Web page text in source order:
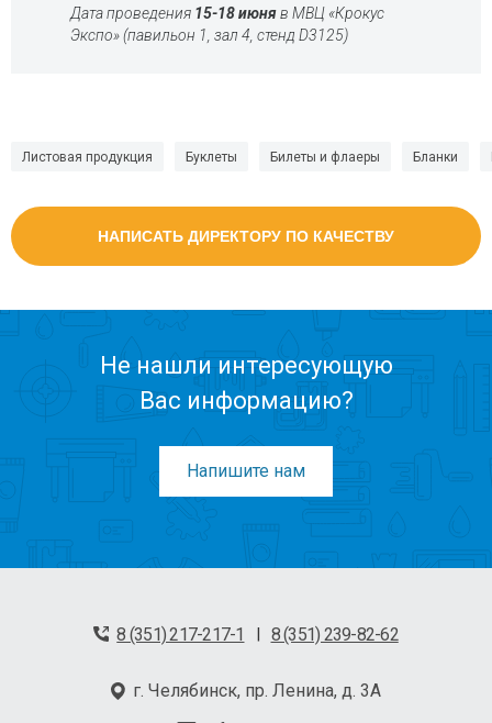
Листовая продукция Буклеты Билеты и флаеры Бланки
НАПИСАТЬ ДИРЕКТОРУ ПО КАЧЕСТВУ
Дата проведения 15-18 июняв МВЦ «Крокус
Экспо» (павильон 1, зал 4, стенд D3125)
Не нашли интересующую
Вас информацию?
Напишите нам
8 (351) 217-217-1 | 8 (351) 239-82-62
г. Челябинск, пр. Ленина, д. 3А